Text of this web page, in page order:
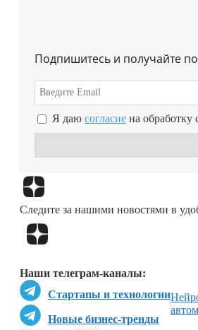
Подпишитесь и получайте
Я даю согласие на обработку
Следите за нашими новостями в
Наши телеграм-каналы:
Стартапы и технологии
Новые бизнес-тренды